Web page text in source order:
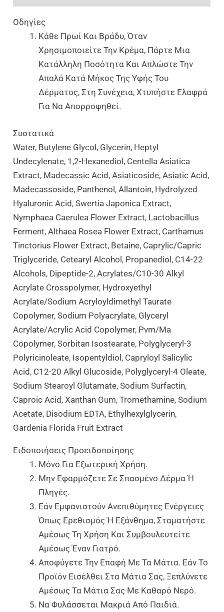
Οδηγίες
Κάθε Πρωί Και Βράδυ, Όταν
Χρησιμοποιείτε Την Κρέμα, Πάρτε Μια
Κατάλληλη Ποσότητα Και Απλώστε Την
Απαλά Κατά Μήκος Της Υφής Του
Δέρματος, Στη Συνέχεια, Χτυπήστε Ελαφρά
Για Να Απορροφηθεί.
Συστατικά
Water, Butylene Glycol, Glycerin, Heptyl
Undecylenate, 1,2-Hexanediol, Centella Asiatica
Extract, Madecassic Acid, Asiaticoside, Asiatic Acid,
Madecassoside, Panthenol, Allantoin, Hydrolyzed
Hyaluronic Acid, Swertia Japonica Extract,
Nymphaea Caerulea Flower Extract, Lactobacillus
Ferment, Althaea Rosea Flower Extract, Carthamus
Tinctorius Flower Extract, Betaine, Caprylic/Capric
Triglyceride, Cetearyl Alcohol, Propanediol, C14-22
Alcohols, Dipeptide-2, Acrylates/C10-30 Alkyl
Acrylate Crosspolymer, Hydroxyethyl
Acrylate/Sodium Acryloyldimethyl Taurate
Copolymer, Sodium Polyacrylate, Glyceryl
Acrylate/Acrylic Acid Copolymer, Pvm/Ma
Copolymer, Sorbitan Isostearate, Polyglyceryl-3
Polyricinoleate, Isopentyldiol, Capryloyl Salicylic
Acid, C12-20 Alkyl Glucoside, Polyglyceryl-4 Oleate,
Sodium Stearoyl Glutamate, Sodium Surfactin,
Caproic Acid, Xanthan Gum, Tromethamine, Sodium
Acetate, Disodium EDTA, Ethylhexylglycerin,
Gardenia Florida Fruit Extract
Ειδοποιήσεις Προειδοποίησης
Μόνο Για Εξωτερική Χρήση.
Μην Εφαρμόζετε Σε Σπασμένο Δέρμα Ή
Πληγές.
Εάν Εμφανιστούν Ανεπιθύμητες Ενέργειες
Όπως Ερεθισμός Ή Εξάνθημα, Σταματήστε
Αμέσως Τη Χρήση Και Συμβουλευτείτε
Αμέσως Έναν Γιατρό.
Αποφύγετε Την Επαφή Με Τα Μάτια. Εάν Το
Προϊόν Εισέλθει Στα Μάτια Σας, Ξεπλύνετε
Αμέσως Τα Μάτια Σας Με Καθαρό Νερό.
Να Φυλάσσεται Μακριά Από Παιδιά.